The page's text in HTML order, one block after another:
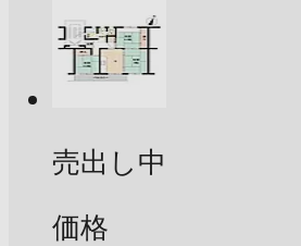
売出し中
価格